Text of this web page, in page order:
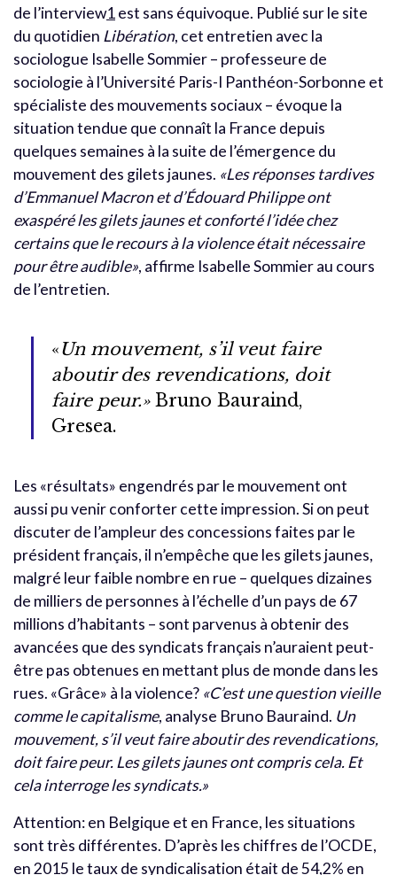
de l’interview1est sans équivoque. Publié sur le site
du quotidien Libération, cet entretien avec la
sociologue Isabelle Sommier – professeure de
sociologie à l’Université Paris-I Panthéon-Sorbonne et
spécialiste des mouvements sociaux – évoque la
situation tendue que connaît la France depuis
quelques semaines à la suite de l’émergence du
mouvement des gilets jaunes. «Les réponses tardives
d’Emmanuel Macron et d’Édouard Philippe ont
exaspéré les gilets jaunes et conforté l’idée chez
certains que le recours à la violence était nécessaire
pour être audible», affirme Isabelle Sommier au cours
de l’entretien.
«Un mouvement, s’il veut faire
aboutir des revendications, doit
faire peur.» Bruno Bauraind,
Gresea.
Les «résultats» engendrés par le mouvement ont
aussi pu venir conforter cette impression. Si on peut
discuter de l’ampleur des concessions faites par le
président français, il n’empêche que les gilets jaunes,
malgré leur faible nombre en rue – quelques dizaines
de milliers de personnes à l’échelle d’un pays de 67
millions d’habitants – sont parvenus à obtenir des
avancées que des syndicats français n’auraient peut-
être pas obtenues en mettant plus de monde dans les
rues. «Grâce» à la violence? «C’est une question vieille
comme le capitalisme, analyse Bruno Bauraind. Un
mouvement, s’il veut faire aboutir des revendications,
doit faire peur. Les gilets jaunes ont compris cela. Et
cela interroge les syndicats.»
Attention: en Belgique et en France, les situations
sont très différentes. D’après les chiffres de l’OCDE,
en 2015 le taux de syndicalisation était de 54,2% en